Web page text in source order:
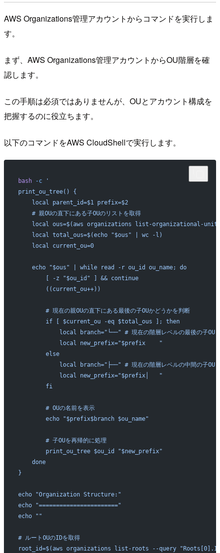
AWS Organizations管理アカウントからコマンドを実行しま
す。
まず、AWS Organizations管理アカウントからOU階層を確
認します。
この手順は必須ではありませんが、OUとアカウント構成を
把握するのに役立ちます。
以下のコマンドをAWS CloudShellで実行します。
bash -c '
print_ou_tree() {
    local parent_id=$1 prefix=$2
    # 親OUの直下にある子OUのリストを取得
local ous=$(aws organizations list-organizational-
    local total_ous=$(echo "$ous" | wc -l)
    local current_ou=0
    echo "$ous" | while read -r ou_id ou_name; do
        [ -z "$ou_id" ] && continue
        ((current_ou++))
        # 現在の親OUの直下にある最後の子OUかどうかを判断
        if [ $current_ou -eq $total_ous ]; then
            local branch="└──" # 現在の階層レベルの最後の子OU
            local new_prefix="$prefix    "
        else
            local branch="├──" # 現在の階層レベルの中間の子OU
            local new_prefix="$prefix│   "
        fi
        # OUの名前を表示
        echo "$prefix$branch $ou_name"
        # 子OUを再帰的に処理
        print_ou_tree $ou_id "$new_prefix"
    done
}
echo "Organization Structure:"
echo "======================="
echo ""
# ルートOUのIDを取得
root_id=$(aws organizations list-roots --query